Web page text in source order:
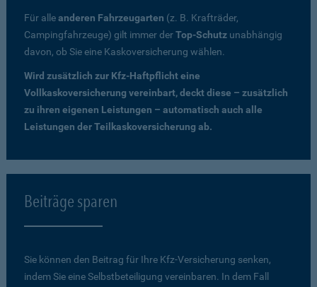
Für alleanderen Fahrzeugarten (z. B. Krafträder,
Campingfahrzeuge) gilt immer derTop-Schutz unabhängig
davon, ob Sie eine Kaskoversicherung wählen.
Wird zusätzlich zur Kfz-Haftpflicht eine
Vollkaskoversicherung vereinbart, deckt diese – zusätzlich
zu ihren eigenen Leistungen – automatisch auch alle
Leistungen der Teilkaskoversicherung ab.
Beiträge sparen
Sie können den Beitrag für Ihre Kfz-Versicherung senken,
indem Sie eine Selbstbeteiligung vereinbaren. In dem Fall